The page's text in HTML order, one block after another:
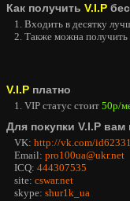
Как получить V.I.P
1. Входить в десятку
2. Также можна получить
V.I.P платно
1. VIP статус стоит 50р/
Для покупки V.I.P
VK: http://vk.com/
Email: pro100ua@ukr.net
ICQ: 444307535
site: cswar.net
skype: shur1k_ua